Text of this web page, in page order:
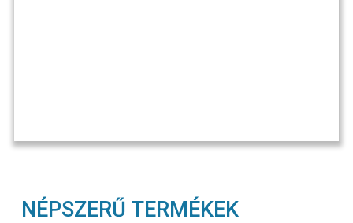
NÉPSZERŰ TERMÉKEK